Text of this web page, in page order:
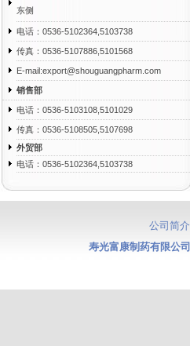
东侧
电话：0536-5102364,5103738
传真：0536-5107886,5101568
E-mail:export@shouguangpharm.com
销售部
电话：0536-5103108,5101029
传真：0536-5108505,5107698
外贸部
电话：0536-5102364,5103738
公司简介
寿光富康制药有限公司